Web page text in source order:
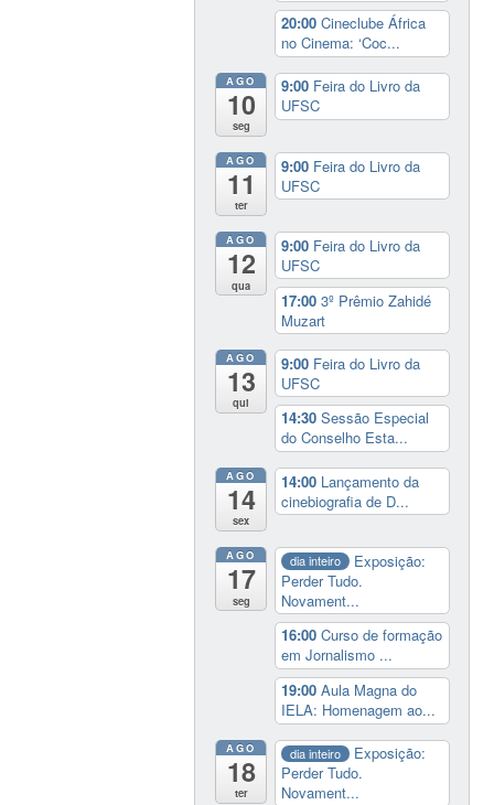
20:00Cineclube África
no Cinema: ‘Coc...
AGO
10
seg
9:00 Feira do Livro da
UFSC
AGO
11
ter
9:00 Feira do Livro da
UFSC
AGO
12
qua
9:00 Feira do Livro da
UFSC
17:003º Prêmio Zahidé
Muzart
AGO
13
qui
9:00 Feira do Livro da
UFSC
14:30Sessão Especial
do Conselho Esta...
AGO
14
sex
14:00 Lançamento da
cinebiografia de D...
AGO
17
seg
dia inteiro
Exposição:
Perder Tudo.
Novament...
16:00Curso de formação
em Jornalismo ...
19:00Aula Magna do
IELA: Homenagem ao...
AGO
18
ter
dia inteiro
Exposição:
Perder Tudo.
Novament...